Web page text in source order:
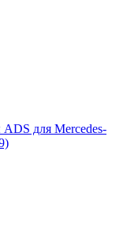
ADS для Mercedes-